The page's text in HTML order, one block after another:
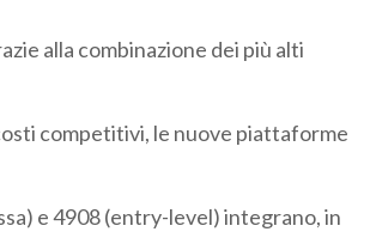
alla combinazione dei più alti
competitivi, le nuove piattaforme
e 4908 (entry-level) integrano, in